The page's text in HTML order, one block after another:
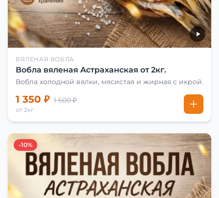
ВЯЛЕНАЯ ВОБЛА
Вобла вяленая Астраханская от 2кг.
Вобла холодной вялки, мясистая и жирная с икрой.
1 350 ₽ 1 500 ₽
от 2кг
-10%